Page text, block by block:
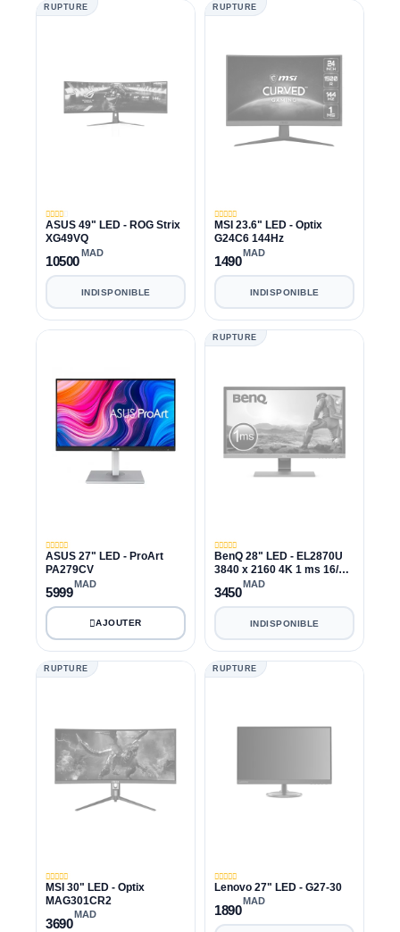
RUPTURE
ASUS 49" LED - ROG Strix
XG49VQ
10500
MAD
INDISPONIBLE
RUPTURE
MSI 23.6" LED - Optix
G24C6 144Hz
1490
MAD
INDISPONIBLE
ASUS 27" LED - ProArt
PA279CV
5999
MAD
RUPTURE
BenQ 28" LED - EL2870U
3840 x 2160 4K 1 ms 16/9
Dalle TN FreeSync HDR -
HDMI 2.0/DisplayPort
3450
MAD
INDISPONIBLE
RUPTURE
MSI 30" LED - Optix
MAG301CR2
3690
MAD
RUPTURE
Lenovo 27" LED - G27-30
1890
MAD